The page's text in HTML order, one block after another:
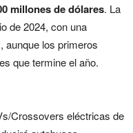
millones de dólares. La
de 2024, con una
aunque los primeros
que termine el año.
Crossovers eléctricas de